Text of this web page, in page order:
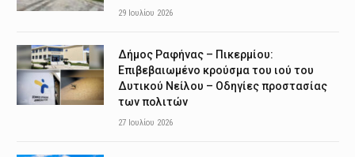
29 Ιουλίου 2026
Δήμος Ραφήνας – Πικερμίου:
Επιβεβαιωμένο κρούσμα του ιού του
Δυτικού Νείλου – Οδηγίες προστασίας
των πολιτών
27 Ιουλίου 2026